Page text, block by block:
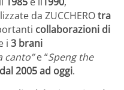
da ZUCCHEROtra
collaborazioni di
i 3 brani
canto”e “Speng the
2005 ad oggi.